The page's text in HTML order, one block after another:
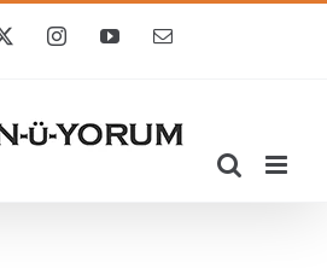
X InstagramYouTube
E-